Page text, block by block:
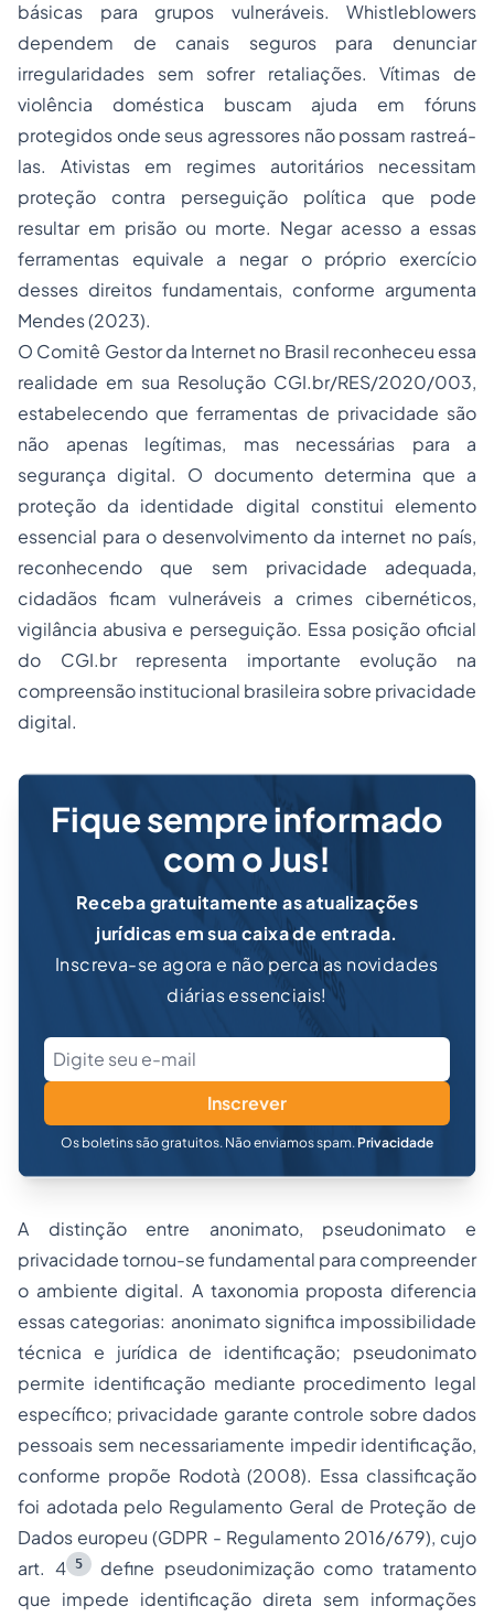
básicas para grupos vulneráveis. Whistleblowers
dependem de canais seguros para denunciar
irregularidades sem sofrer retaliações. Vítimas de
violência doméstica buscam ajuda em fóruns
protegidos onde seus agressores não possam rastreá-
las. Ativistas em regimes autoritários necessitam
proteção contra perseguição política que pode
resultar em prisão ou morte. Negar acesso a essas
ferramentas equivale a negar o próprio exercício
desses direitos fundamentais, conforme argumenta
Mendes (2023).
O Comitê Gestor da Internet no Brasil reconheceu essa
realidade em sua Resolução CGI.br/RES/2020/003,
estabelecendo que ferramentas de privacidade são
não apenas legítimas, mas necessárias para a
segurança digital. O documento determina que a
proteção da identidade digital constitui elemento
essencial para o desenvolvimento da internet no país,
reconhecendo que sem privacidade adequada,
cidadãos ficam vulneráveis a crimes cibernéticos,
vigilância abusiva e perseguição. Essa posição oficial
do CGI.br representa importante evolução na
compreensão institucional brasileira sobre privacidade
digital.
Fique sempre informado
com o Jus!
Receba gratuitamente as atualizações
jurídicas em sua caixa de entrada.
Inscreva-se agora e não perca as novidades
diárias essenciais!
Inscrever
Os boletins são gratuitos. Não enviamos spam. Privacidade
A distinção entre anonimato, pseudonimato e
privacidade tornou-se fundamental para compreender
o ambiente digital. A taxonomia proposta diferencia
essas categorias: anonimato significa impossibilidade
técnica e jurídica de identificação; pseudonimato
permite identificação mediante procedimento legal
específico; privacidade garante controle sobre dados
pessoais sem necessariamente impedir identificação,
conforme propõe Rodotà (2008). Essa classificação
foi adotada pelo Regulamento Geral de Proteção de
Dados europeu (GDPR - Regulamento 2016/679), cujo
art. 4 5 define pseudonimização como tratamento
que impede identificação direta sem informações